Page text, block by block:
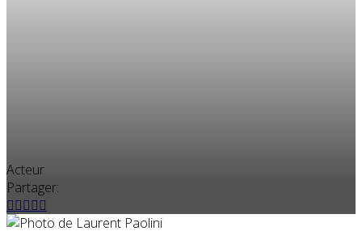
Acteur
Partager: